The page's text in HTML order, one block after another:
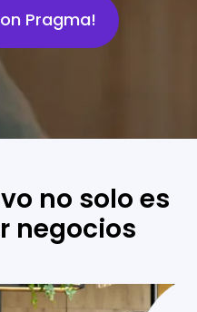
Pragma!
no solo es
negocios